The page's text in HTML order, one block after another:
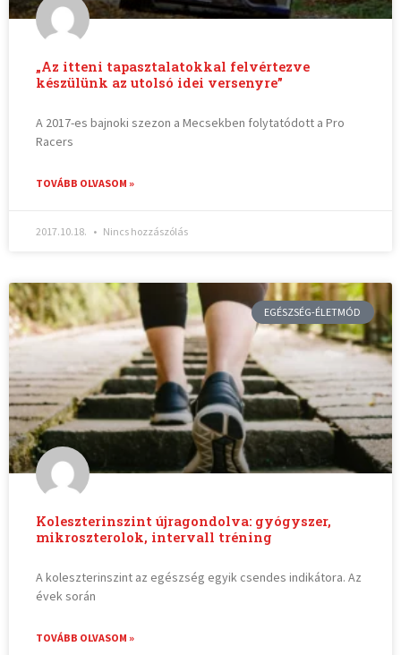
„Az itteni tapasztalatokkal felvértezve
készülünk az utolsó idei versenyre”
A 2017-es bajnoki szezon a Mecsekben folytatódott a Pro
Racers
TOVÁBB OLVASOM »
2017.10.18. Nincs hozzászólás
EGÉSZSÉG-ÉLETMÓD
Koleszterinszint újragondolva: gyógyszer,
mikroszterolok, intervall tréning
A koleszterinszint az egészség egyik csendes indikátora. Az
évek során
TOVÁBB OLVASOM »